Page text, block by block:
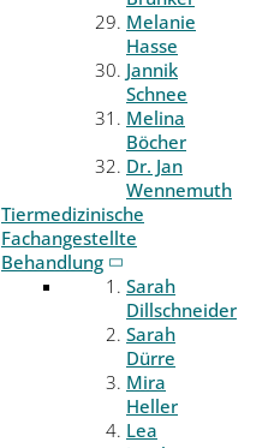
Melanie
Hasse
Jannik
Schnee
Melina
Böcher
Dr. Jan
Wennemuth
Tiermedizinische
Fachangestellte
Behandlung
Sarah
Dillschneider
Sarah
Dürre
Mira
Heller
Lea